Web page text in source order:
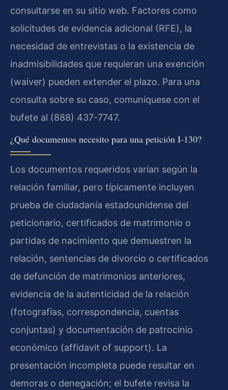
consultarse en su sitio web. Factores como
solicitudes de evidencia adicional (RFE), la
necesidad de entrevistas o la existencia de
inadmisibilidades que requieran una exención
(waiver) pueden extender el plazo. Para una
consulta sobre su caso, comuníquese con el
bufete al (888) 437-7747.
¿Qué documentos necesito para una petición I-130?
Los documentos requeridos varían según la
relación familiar, pero típicamente incluyen
prueba de ciudadanía estadounidense del
peticionario, certificados de matrimonio o
partidas de nacimiento que demuestren la
relación, sentencias de divorcio o certificados
de defunción de matrimonios anteriores,
evidencia de la autenticidad de la relación
(fotografías, correspondencia, cuentas
conjuntas) y documentación de patrocinio
económico (affidavit of support). La
presentación incompleta puede resultar en
demoras o denegación; el bufete revisa la